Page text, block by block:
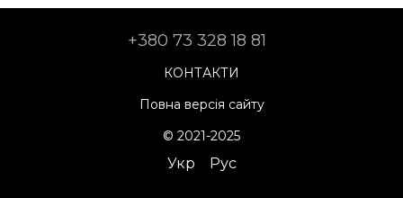
+380 73 328 18 81
КОНТАКТИ
Повна версія сайту
© 2021-2025
Укр Рус